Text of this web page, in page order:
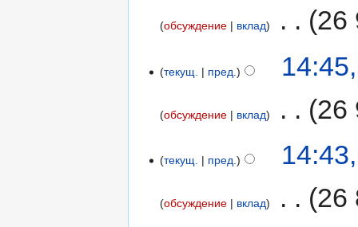
обсуждение вклад 26
текущ. пред.
обсуждение вклад 26
текущ. пред.
обсуждение вклад 26